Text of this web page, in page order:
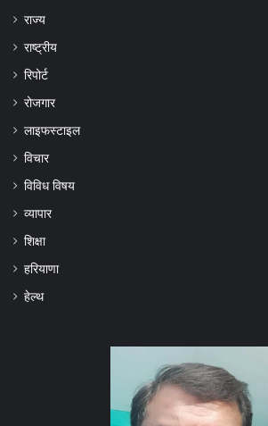
राज्य
राष्ट्रीय
रिपोर्ट
रोजगार
लाइफस्टाइल
विचार
विविध विषय
व्यापार
शिक्षा
हरियाणा
हेल्‍थ